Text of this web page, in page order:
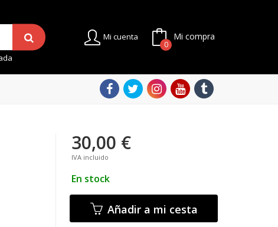
Mi cuenta Mi compra
0
30,00 €
IVA incluido
En stock
Añadir a mi cesta